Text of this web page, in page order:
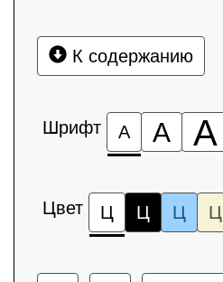
К содержанию
Шрифт А А А
Цвет Ц Ц Ц Ц